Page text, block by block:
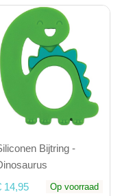
Bijtring -
14,95
Op voorraad